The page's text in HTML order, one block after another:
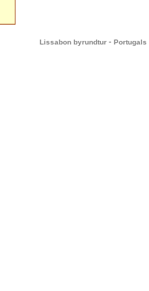
Lissabon byrundtur - Portugals